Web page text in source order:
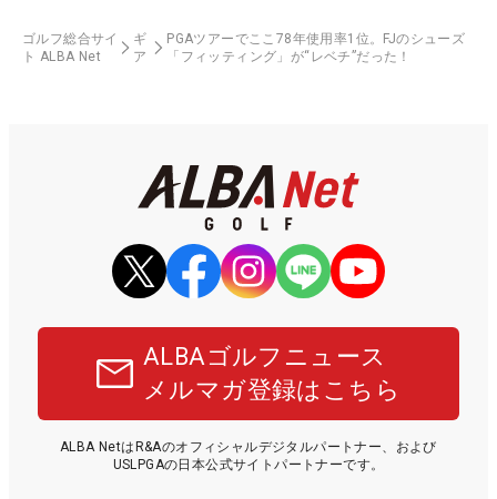
ゴルフ総合サイ
ト ALBA Net
ギ
ア
PGAツアーでここ78年使用率1位。FJのシューズ
「フィッティング」が“レベチ”だった！
ALBAゴルフニュース
メルマガ登録はこちら
ALBA NetはR&Aのオフィシャルデジタルパートナー、および
USLPGAの日本公式サイトパートナーです。